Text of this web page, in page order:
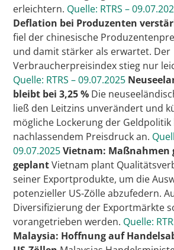
erleichtern. Quelle: RTRS –
Deflation bei Produzenten
fiel der chinesische
und damit stärker als erwartet. Der
Verbraucherpreisindex stieg nur
Quelle: RTRS – 09.07.2025
bleibt bei 3,25 % Die
ließ den Leitzins unverändert und
mögliche Lockerung der Geldpolitik
nachlassendem Preisdruck an.
09.07.2025Vietnam: Maßnahmen
geplantVietnam plant
seiner Exportprodukte, um die
potenzieller US-Zölle abzufedern.
Diversifizierung der Exportmärkte
vorangetrieben werden. Quelle:
Malaysia: Hoffnung auf